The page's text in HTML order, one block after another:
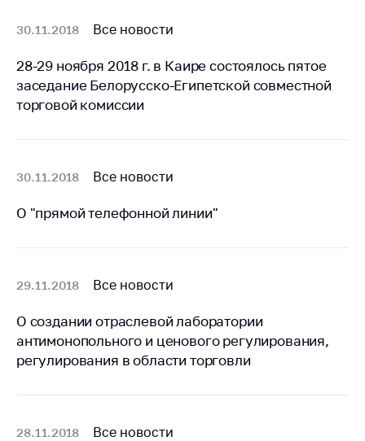
Регулирование
деятельности
Международное
сотрудничество
регулирования
Биржевая торговля
Беларусь
Защита
персональных
данных
Обратиться в МАРТ
30.11.2018 Все новости
28-29 ноября 2018 г. в Каире состоялось пятое
заседание Белорусско-Египетской совместной
торговой комиссии
30.11.2018 Все новости
О "прямой телефонной линии"
29.11.2018 Все новости
О создании отраслевой лаборатории
антимонопольного и ценового регулирования,
регулирования в области торговли
28.11.2018 Все новости